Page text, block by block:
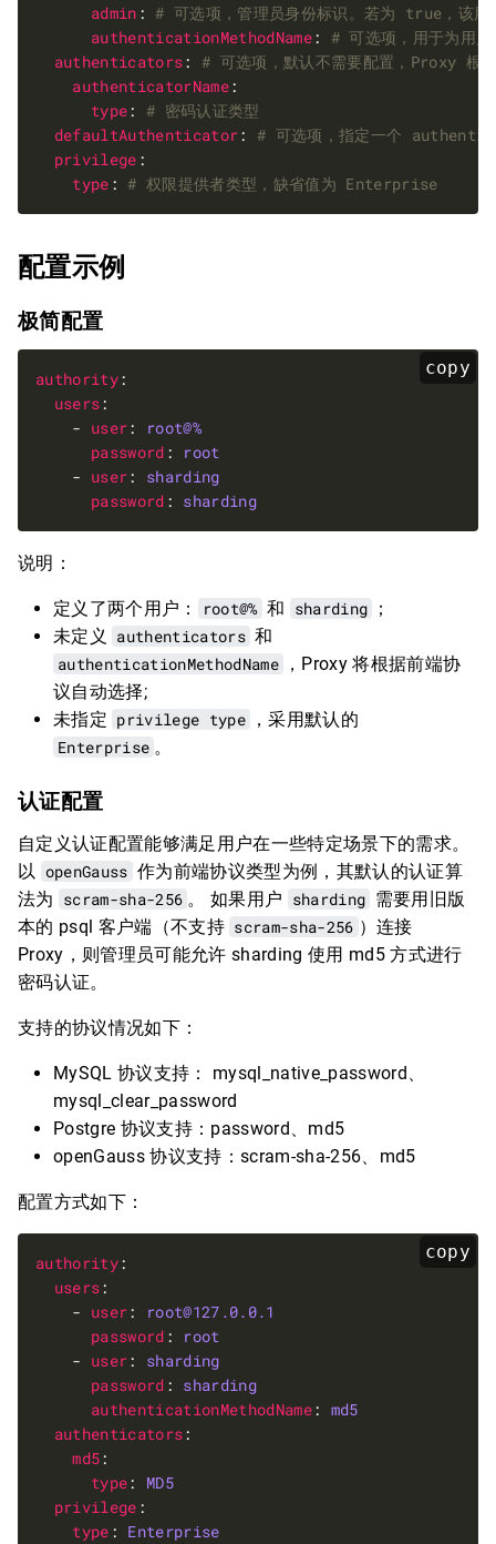
admin : # 可选项，管理员身份标识。若为 true，该
authenticationMethodName: # 可选项，用于为用
authenticators: # 可选项，默认不需要配置，Proxy 根
authenticatorName
type: # 密码认证类型
defaultAuthenticator: # 可选项，指定一个
privilege
type : # 权限提供者类型，缺省值为 Enterprise
配置示例
极简配置
copy
authority
users
    -
user:
root@%
password : root
    -
user: sharding
password : sharding
说明：
定义了两个用户： root@% 和 sharding ；
未定义
authenticators 和
authenticationMethodName ，Proxy 将根据前端协
议自动选择;
未指定 privilege type ，采用默认的
Enterprise 。
认证配置
自定义认证配置能够满足用户在一些特定场景下的需求。
以 openGauss 作为前端协议类型为例，其默认的认证算
法为 scram-sha-256 。 如果用户 sharding 需要用旧版
本的 psql 客户端（不支持 scram-sha-256 ）连接
Proxy，则管理员可能允许 sharding 使用 md5 方式进行
密码认证。
支持的协议情况如下：
MySQL 协议支持： mysql_native_password、
mysql_clear_password
Postgre 协议支持：password、md5
openGauss 协议支持：scram-sha-256、md5
配置方式如下：
copy
authority
users
    -
user:
root@127.0.0.1
password : root
    -
user: sharding
password : sharding
authenticationMethodName: md5
authenticators
md5
type: MD5
privilege
type : Enterprise